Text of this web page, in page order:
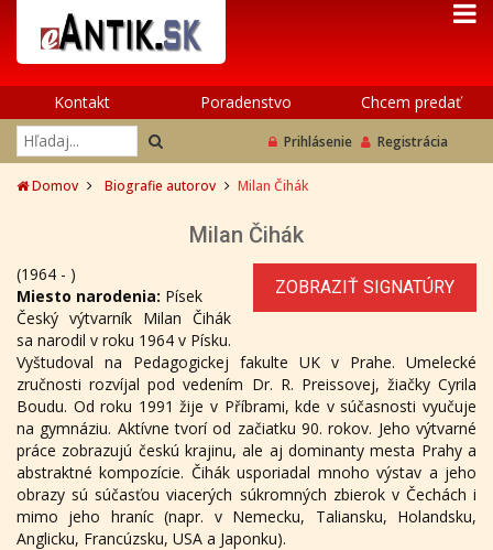
Kontakt Poradenstvo Chcem predať
Prihlásenie Registrácia
Domov Biografie autorov Milan Čihák
Milan Čihák
ZOBRAZIŤ SIGNATÚRY
(1964 - )
Miesto narodenia: Písek
Český výtvarník Milan Čihák
sa narodil v roku 1964 v Písku.
Vyštudoval na Pedagogickej fakulte UK v Prahe. Umelecké
zručnosti rozvíjal pod vedením Dr. R. Preissovej, žiačky Cyrila
Boudu. Od roku 1991 žije v Příbrami, kde v súčasnosti vyučuje
na gymnáziu. Aktívne tvorí od začiatku 90. rokov. Jeho výtvarné
práce zobrazujú českú krajinu, ale aj dominanty mesta Prahy a
abstraktné kompozície. Čihák usporiadal mnoho výstav a jeho
obrazy sú súčasťou viacerých súkromných zbierok v Čechách i
mimo jeho hraníc (napr. v Nemecku, Taliansku, Holandsku,
Anglicku, Francúzsku, USA a Japonku).